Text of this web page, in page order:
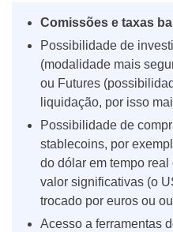
Comissões e taxas
Possibilidade de
(modalidade mais
ou Futures
liquidação, por isso
Possibilidade de
stablecoins, por
do dólar em tempo
valor significativas (o
trocado por euros ou
Acesso a ferramentas